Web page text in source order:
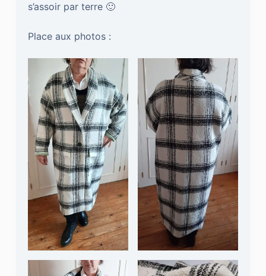
s’assoir par terre 🙂
Place aux photos :